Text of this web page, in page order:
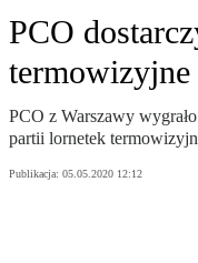
PCO
termowizyjne
PCO z Warszawy
partii lornetek
Publikacja: 05.05.2020 12:12